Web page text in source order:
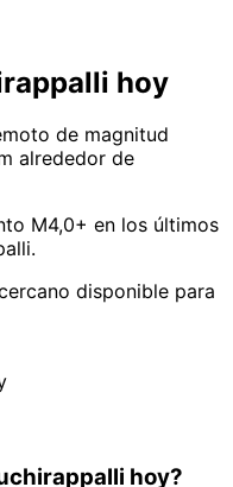
hoy
de magnitud
alrededor de
M4,0+ en los últimos
disponible para
hoy?